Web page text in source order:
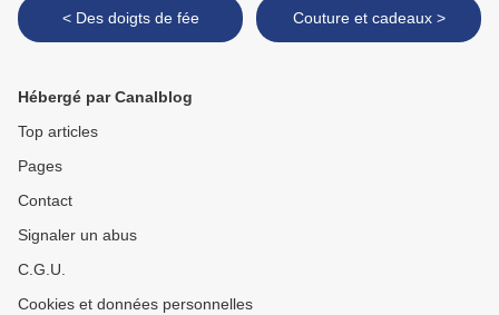
< Des doigts de fée Couture et cadeaux >
Hébergé par Canalblog
Top articles
Pages
Contact
Signaler un abus
C.G.U.
Cookies et données personnelles